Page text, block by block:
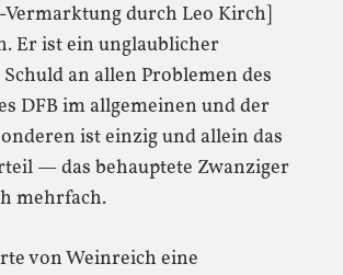
Vermarktung durch Leo Kirch]
Er ist ein unglaublicher
Schuld an allen Problemen des
DFB im allgemeinen und der
ist einzig und allein das
— das behauptete Zwanziger
mehrfach.
von Weinreich eine